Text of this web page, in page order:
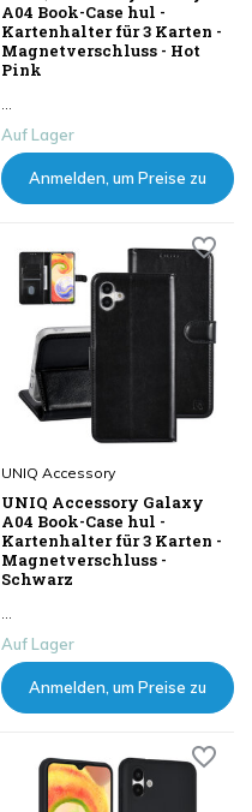
A04 Book-Case hul -
Kartenhalter für 3 Karten -
Magnetverschluss - Hot
Pink
Auf Lager
Anmelden, um Preise zu
UNIQ Accessory
UNIQ Accessory Galaxy
A04 Book-Case hul -
Kartenhalter für 3 Karten -
Magnetverschluss -
Schwarz
...
Auf Lager
Anmelden, um Preise zu